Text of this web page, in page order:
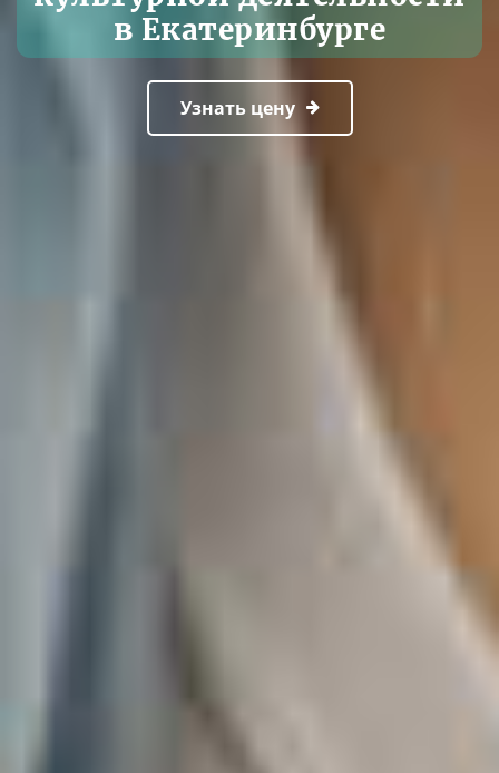
в Екатеринбурге
Узнать цену